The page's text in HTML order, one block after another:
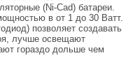
(Ni-Cad) батареи.
в от 1 до 30 Ватт.
позволяет создавать
лучше освещают
гораздо дольше чем